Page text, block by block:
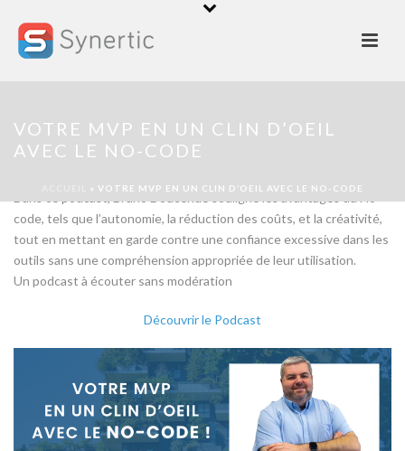
VOTRE MVP EN UN CLIN D’OEIL
AVEC LE NO-CODE
» VOTRE MVP EN UN CLIN D’OEIL AVEC LE NO-CODE
Shapper la plate-forme, No-code et Low-code. Shapper facilite la
création rapide d’applications par des non-programmeurs.
code, tels que l’autonomie, la réduction des coûts, et la créativité,
tout en mettant en garde contre une confiance excessive dans les
outils sans une compréhension appropriée de leur utilisation.
Un podcast à écouter sans modération
Découvrir le Podcast